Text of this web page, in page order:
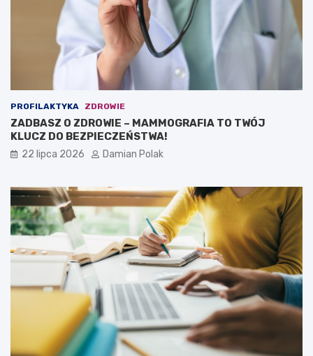
PROFILAKTYKA ZDROWIE
ZADBASZ O ZDROWIE – MAMMOGRAFIA TO TWÓJ
KLUCZ DO BEZPIECZEŃSTWA!
22 lipca 2026 Damian Polak